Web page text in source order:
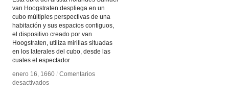
van Hoogstraten despliega en un
cubo múltiples perspectivas de una
habitación y sus espacios contiguos,
el dispositivo creado por van
Hoogstraten, utiliza mirillas situadas
en los laterales del cubo, desde las
cuales el espectador
enero 16, 1660 / Comentarios
desactivadosen
enero 16, 1660 / Comentarios
desactivadosen